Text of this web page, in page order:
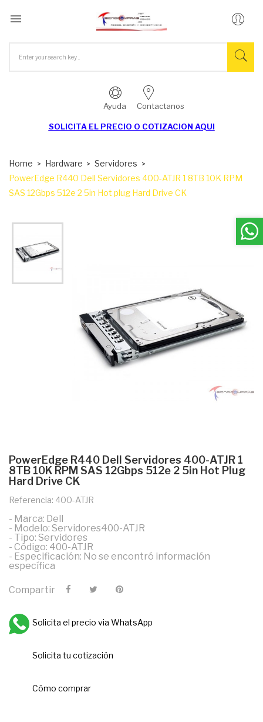

Ayuda Contactanos
SOLICITA EL PRECIO O COTIZACION AQUI
Home Hardware
Servidores
PowerEdge R440 Dell Servidores 400-ATJR 1 8TB 10K RPM
SAS 12Gbps 512e 2 5in Hot plug Hard Drive CK
PowerEdge R440 Dell Servidores 400-ATJR 1
8TB 10K RPM SAS 12Gbps 512e 2 5in Hot Plug
Hard Drive CK
Referencia: 400-ATJR
- Marca: Dell
- Modelo: Servidores400-ATJR
- Tipo: Servidores
- Código: 400-ATJR
- Especificación: No se encontró información
específica
Compartir
Solicita el precio via WhatsApp
Solicita tu cotización
Cómo comprar